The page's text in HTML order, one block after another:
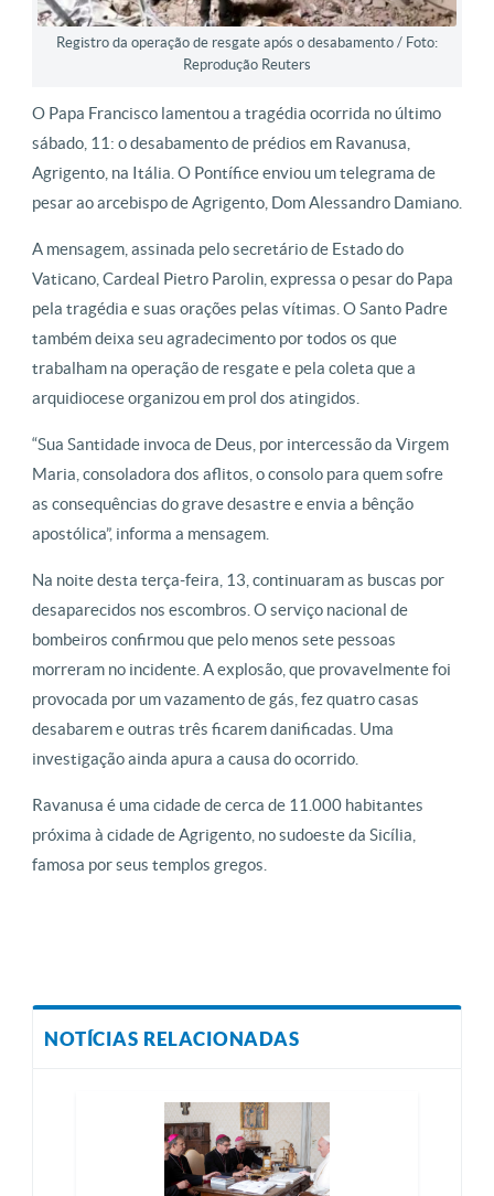
Registro da operação de resgate após o desabamento / Foto:
Reprodução Reuters
O Papa Francisco lamentou a tragédia ocorrida no último
sábado, 11: o desabamento de prédios em Ravanusa,
Agrigento, na Itália. O Pontífice enviou um telegrama de
pesar ao arcebispo de Agrigento, Dom Alessandro Damiano.
A mensagem, assinada pelo secretário de Estado do
Vaticano, Cardeal Pietro Parolin, expressa o pesar do Papa
pela tragédia e suas orações pelas vítimas. O Santo Padre
também deixa seu agradecimento por todos os que
trabalham na operação de resgate e pela coleta que a
arquidiocese organizou em prol dos atingidos.
“Sua Santidade invoca de Deus, por intercessão da Virgem
Maria, consoladora dos aflitos, o consolo para quem sofre
as consequências do grave desastre e envia a bênção
apostólica”, informa a mensagem.
Na noite desta terça-feira, 13, continuaram as buscas por
desaparecidos nos escombros. O serviço nacional de
bombeiros confirmou que pelo menos sete pessoas
morreram no incidente. A explosão, que provavelmente foi
provocada por um vazamento de gás, fez quatro casas
desabarem e outras três ficarem danificadas. Uma
investigação ainda apura a causa do ocorrido.
Ravanusa é uma cidade de cerca de 11.000 habitantes
próxima à cidade de Agrigento, no sudoeste da Sicília,
famosa por seus templos gregos.
NOTÍCIAS RELACIONADAS